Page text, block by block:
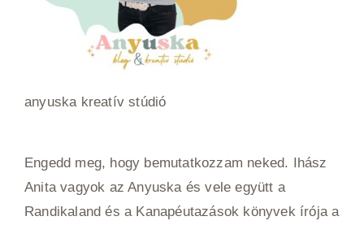
anyuska kreatív stúdió
Engedd meg, hogy bemutatkozzam neked. Ihász
Anita vagyok az Anyuska és vele együtt a
Randikaland és a Kanapéutazások könyvek írója a